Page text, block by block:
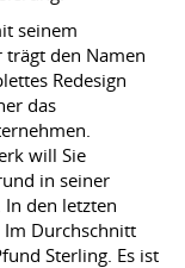
seinem
den Namen
Redesign
das
will Sie
in seiner
den letzten
Im Durchschnitt
Sterling. Es ist